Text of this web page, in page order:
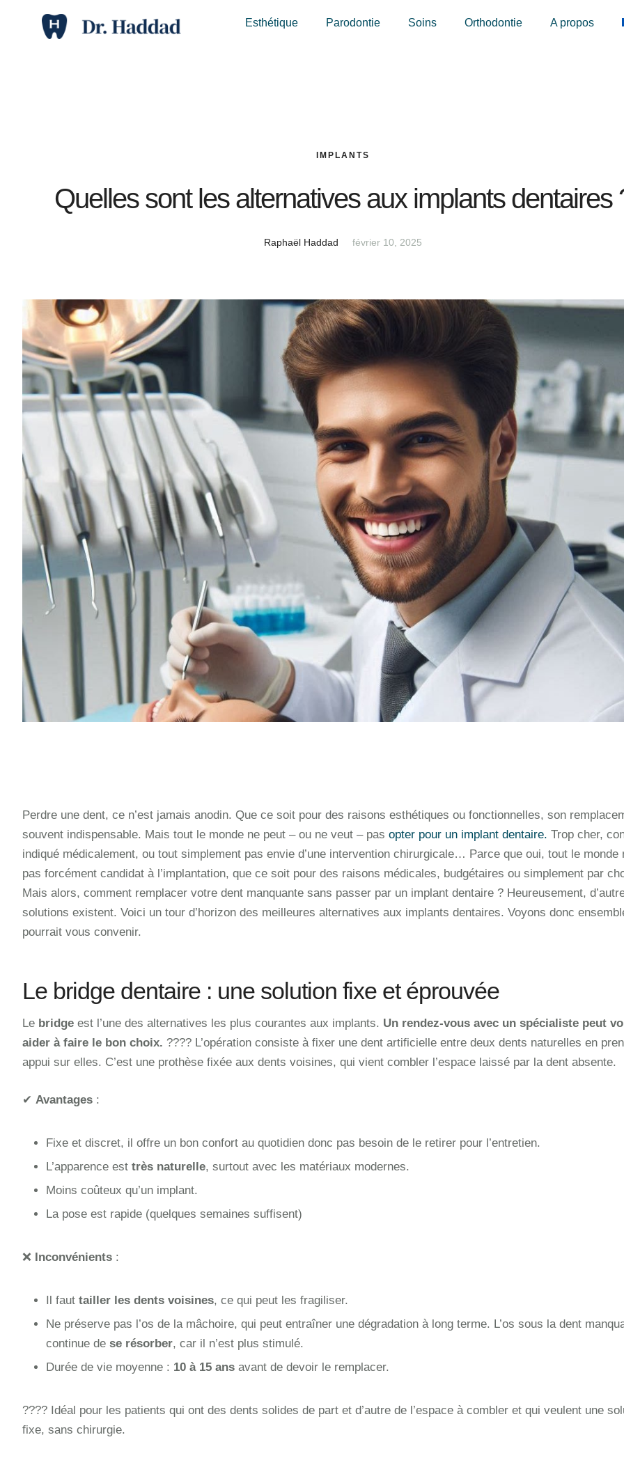
Esthétique Parodontie Soins Orthodontie A propos
IMPLANTS
Quelles sont les alternatives aux implants dentaires
Raphaël Haddad février 10, 2025
Perdre une dent, ce n’est jamais anodin. Que ce soit pour des raisons esthétiques ou fonctionnelles, son
souvent indispensable. Mais tout le monde ne peut – ou ne veut – pas opter pour un implant dentaire. Trop cher,
indiqué médicalement, ou tout simplement pas envie d’une intervention chirurgicale… Parce que oui, tout le monde
pas forcément candidat à l’implantation, que ce soit pour des raisons médicales, budgétaires ou simplement par
Mais alors, comment remplacer votre dent manquante sans passer par un implant dentaire ? Heureusement,
solutions existent. Voici un tour d’horizon des meilleures alternatives aux implants dentaires. Voyons donc
pourrait vous convenir.
Le bridge dentaire : une solution fixe et éprouvée
Le bridge est l’une des alternatives les plus courantes aux implants. Un rendez-vous avec un spécialiste peut
aider à faire le bon choix. ???? L’opération consiste à fixer une dent artificielle entre deux dents naturelles en
appui sur elles. C’est une prothèse fixée aux dents voisines, qui vient combler l’espace laissé par la dent absente.
✔ Avantages :
Fixe et discret, il offre un bon confort au quotidien donc pas besoin de le retirer pour l’entretien.
L’apparence est très naturelle, surtout avec les matériaux modernes.
Moins coûteux qu’un implant.
La pose est rapide (quelques semaines suffisent)
❌ Inconvénients :
Il faut tailler les dents voisines, ce qui peut les fragiliser.
Ne préserve pas l’os de la mâchoire, qui peut entraîner une dégradation à long terme. L’os sous la dent
continue de se résorber, car il n’est plus stimulé.
Durée de vie moyenne : 10 à 15 ans avant de devoir le remplacer.
???? Idéal pour les patients qui ont des dents solides de part et d’autre de l’espace à combler et qui veulent une
fixe, sans chirurgie.